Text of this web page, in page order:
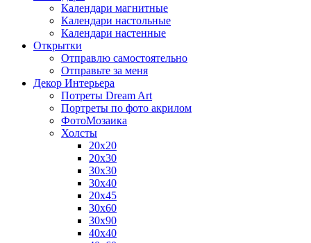
Календари магнитные
Календари настольные
Календари настенные
Открытки
Отправлю самостоятельно
Отправьте за меня
Декор Интерьера
Потреты Dream Art
Портреты по фото акрилом
ФотоМозаика
Холсты
20х20
20х30
30х30
30х40
20х45
30х60
30х90
40х40